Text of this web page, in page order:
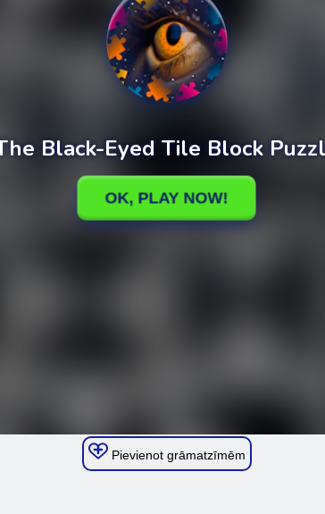
Pievienot grāmatzīmēm